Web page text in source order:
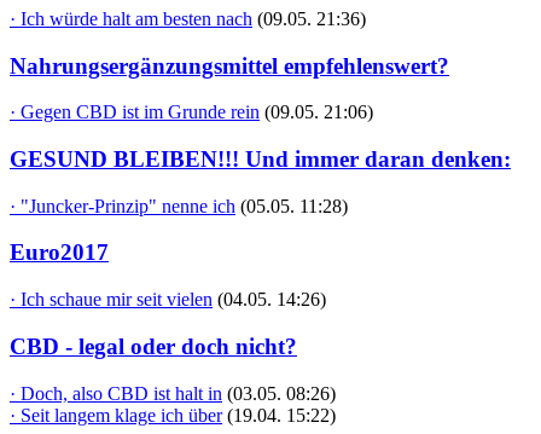
· Ich würde halt am besten nach (09.05. 21:36)
Nahrungsergänzungsmittel empfehlenswert?
· Gegen CBD ist im Grunde rein (09.05. 21:06)
GESUND BLEIBEN!!! Und immer daran denken:
· "Juncker-Prinzip" nenne ich (05.05. 11:28)
Euro2017
· Ich schaue mir seit vielen (04.05. 14:26)
CBD - legal oder doch nicht?
· Doch, also CBD ist halt in (03.05. 08:26)
· Seit langem klage ich über (19.04. 15:22)